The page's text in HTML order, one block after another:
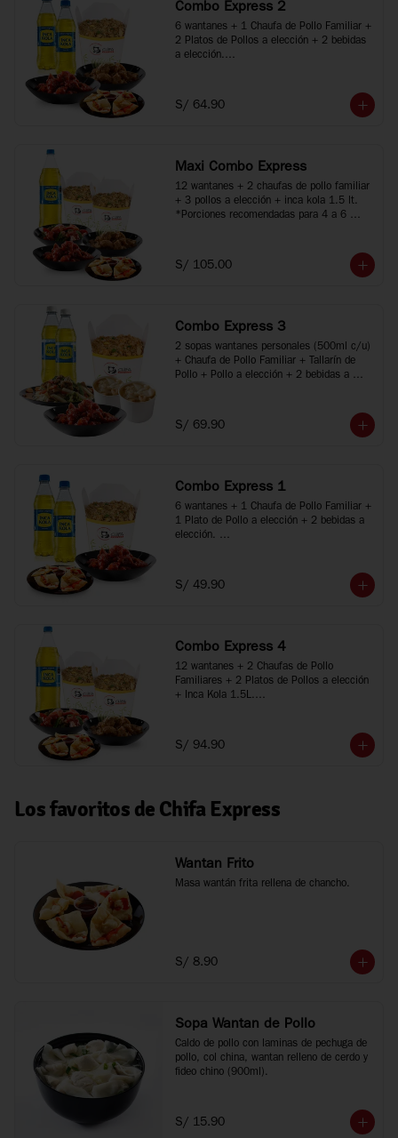
Combo Express 2
6 wantanes + 1 Chaufa de Pollo Familiar +
2 Platos de Pollos a elección + 2 bebidas
a elección.
*Imágenes referenciales
S/ 64.90
Maxi Combo Express
12 wantanes + 2 chaufas de pollo familiar
+ 3 pollos a elección + inca kola 1.5 lt.
*Porciones recomendadas para 4 a 6
S/ 105.00
Combo Express 3
2 sopas wantanes personales (500ml c/u)
+ Chaufa de Pollo Familiar + Tallarín de
Pollo + Pollo a elección + 2 bebidas a
personas
*Imágenes referenciales
S/ 69.90
Combo Express 1
6 wantanes + 1 Chaufa de Pollo Familiar +
1 Plato de Pollo a elección + 2 bebidas a
elección.
S/ 49.90
Combo Express 4
12 wantanes + 2 Chaufas de Pollo
Familiares + 2 Platos de Pollos a elección
+ Inca Kola 1.5L.
*Imágenes referenciales
S/ 94.90
Los favoritos de Chifa Express
Wantan Frito
Masa wantán frita rellena de chancho.
S/ 8.90
Sopa Wantan de Pollo
Caldo de pollo con laminas de pechuga de
pollo, col china, wantan relleno de cerdo y
fideo chino (900ml).
S/ 15.90